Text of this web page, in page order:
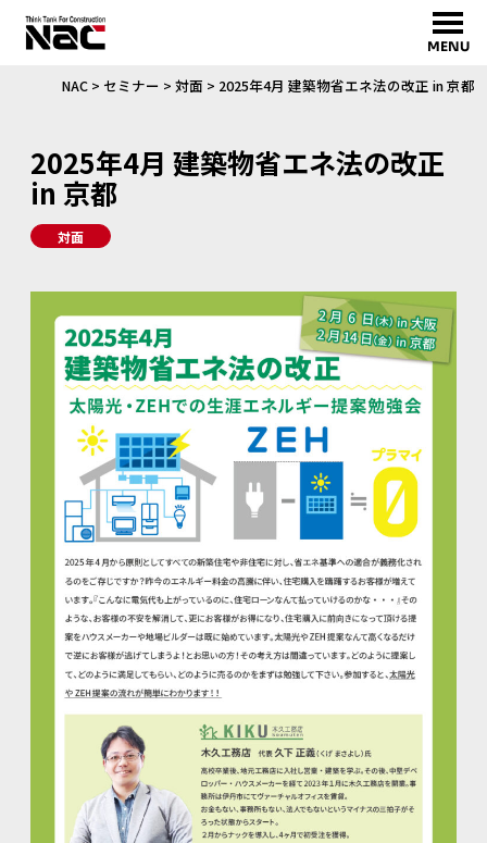
MENU
NAC> セミナー > 対面 > 2025年4月 建築物省エネ法の改正 in 京都
2025年4月 建築物省エネ法の改正
in 京都
対面